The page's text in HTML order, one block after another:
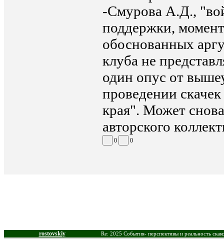
-Смурова А.Д.,
поддержки,
обоснованных
клуба не
один опус от
проведении
края". Может
авторского
0 0
rostovskiy Re: 2025 События- перспективы и реальность